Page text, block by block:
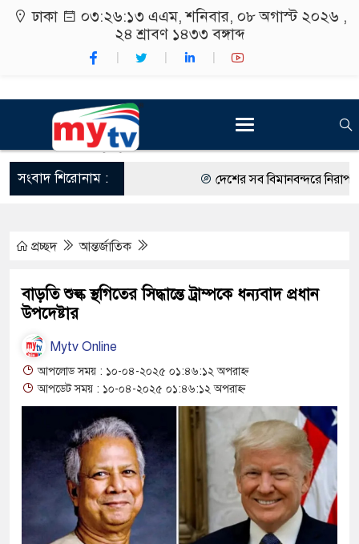
ঢাকা ০৩:২৬:১৪ এএম, শনিবার, ০৮ অগাস্ট ২০২৬ ,
২৪ শ্রাবণ ১৪৩৩ বঙ্গাব্দ
সংবাদ শিরোনাম : দেশের সব বিমানবন্দরে নিরাপত্তা
কর্মসূচীর শুভসূচনা।
থাকায় বিক্রিতে নিষেধাজ্ঞা
অত্যাচারের ছবি যেন আর তুলতে
আলাল
‘গুলশানের চামেলি’তে ভিন্ন
যৌনকর্মীর দালাল চরিত্রে
প্রচ্ছদ আন্তর্জাতিক
বাড়তি শুল্ক স্থগিতের সিদ্ধান্তে ট্রাম্পকে ধন্যবাদ প্রধান
উপদেষ্টার
Mytv Online
আপলোড সময় : ১০-০৪-২০২৫ ০১:৪৬:১২ অপরাহ্ন
আপডেট সময় : ১০-০৪-২০২৫ ০১:৪৬:১২ অপরাহ্ন